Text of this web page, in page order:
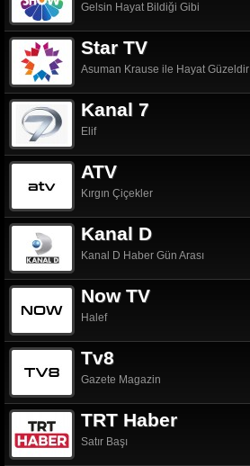
Gelsin Hayat Bildiği Gibi
Star TV
Asuman Krause ile Hayat Güzeldir
Kanal 7
Elif
ATV
Kırgın Çiçekler
Kanal D
Kanal D Haber Gün Arası
Now TV
Halef
Tv8
Gazete Magazin
TRT Haber
Satır Başı